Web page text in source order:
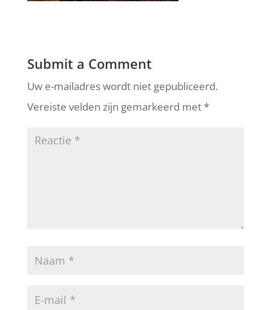
Submit a Comment
Uw e-mailadres wordt niet gepubliceerd.
Vereiste velden zijn gemarkeerd met*